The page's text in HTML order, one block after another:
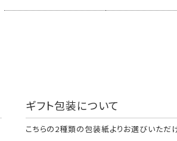
ギフト包装について
こちらの2種類の包装紙よりお選びいただけ